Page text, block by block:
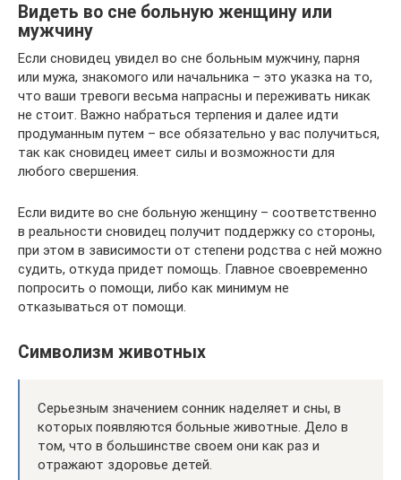
Видеть во сне больную женщину или
мужчину
Если сновидец увидел во сне больным мужчину, парня
или мужа, знакомого или начальника – это указка на то,
что ваши тревоги весьма напрасны и переживать никак
не стоит. Важно набраться терпения и далее идти
продуманным путем – все обязательно у вас получиться,
так как сновидец имеет силы и возможности для
любого свершения.
Если видите во сне больную женщину – соответственно
в реальности сновидец получит поддержку со стороны,
при этом в зависимости от степени родства с ней можно
судить, откуда придет помощь. Главное своевременно
попросить о помощи, либо как минимум не
отказываться от помощи.
Символизм животных
Серьезным значением сонник наделяет и сны, в
которых появляются больные животные. Дело в
том, что в большинстве своем они как раз и
отражают здоровье детей.